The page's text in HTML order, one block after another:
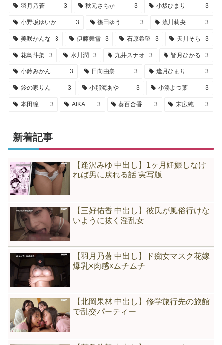
羽月乃蒼 3 秋元さちか 3 小坂ひまり 3
小野坂ゆいか 3 篠田ゆう 3 流川莉央 3
美咲かんな 3 伊藤舞雪 3 石原希望 3 天川そら 3
花鳥斗架 3 水川潤 3 九井スナオ 3 皆月ひかる 3
小鈴みかん 3 日向由奈 3 逢月ひまり 3
鈴の家りん 3 小那海あや 3 小湊よつ葉 3
本田瞳 3 AIKA 3 葵百合香 3 末広純 3
新着記事
【逢沢みゆ 中出し】1ヶ月妊娠しなけ
れば男に戻れる話 実写版
【三好佑香 中出し】彼氏が風俗行けな
いように抜く淫乱女
【羽月乃蒼 中出し】ド痴女マスク花嫁
爆乳×肉感×ムチムチ
【北岡果林 中出し】修学旅行先の旅館
で乱交パーティー